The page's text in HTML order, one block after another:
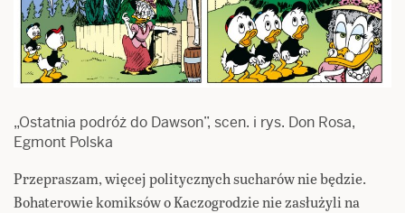
„Ostatnia podróż do Dawson”, scen. i rys. Don Rosa,
Egmont Polska
Przepraszam, więcej politycznych sucharów nie będzie.
Bohaterowie komiksów o Kaczogrodzie nie zasłużyli na